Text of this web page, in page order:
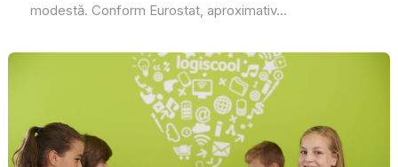
modestă. Conform Eurostat, aproximativ...